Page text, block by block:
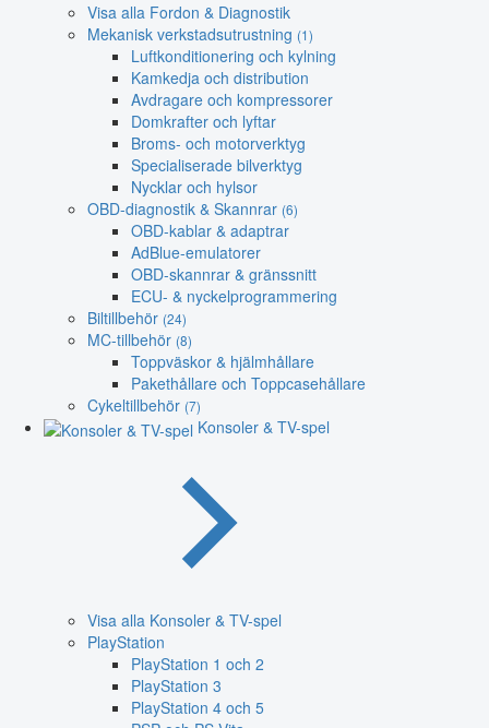
Visa alla Fordon & Diagnostik
Mekanisk verkstadsutrustning (1)
Luftkonditionering och kylning
Kamkedja och distribution
Avdragare och kompressorer
Domkrafter och lyftar
Broms- och motorverktyg
Specialiserade bilverktyg
Nycklar och hylsor
OBD-diagnostik & Skannrar (6)
OBD-kablar & adaptrar
AdBlue-emulatorer
OBD-skannrar & gränssnitt
ECU- & nyckelprogrammering
Biltillbehör (24)
MC-tillbehör (8)
Toppväskor & hjälmhållare
Pakethållare och Toppcasehållare
Cykeltillbehör (7)
Konsoler & TV-spel
Visa alla Konsoler & TV-spel
PlayStation
PlayStation 1 och 2
PlayStation 3
PlayStation 4 och 5